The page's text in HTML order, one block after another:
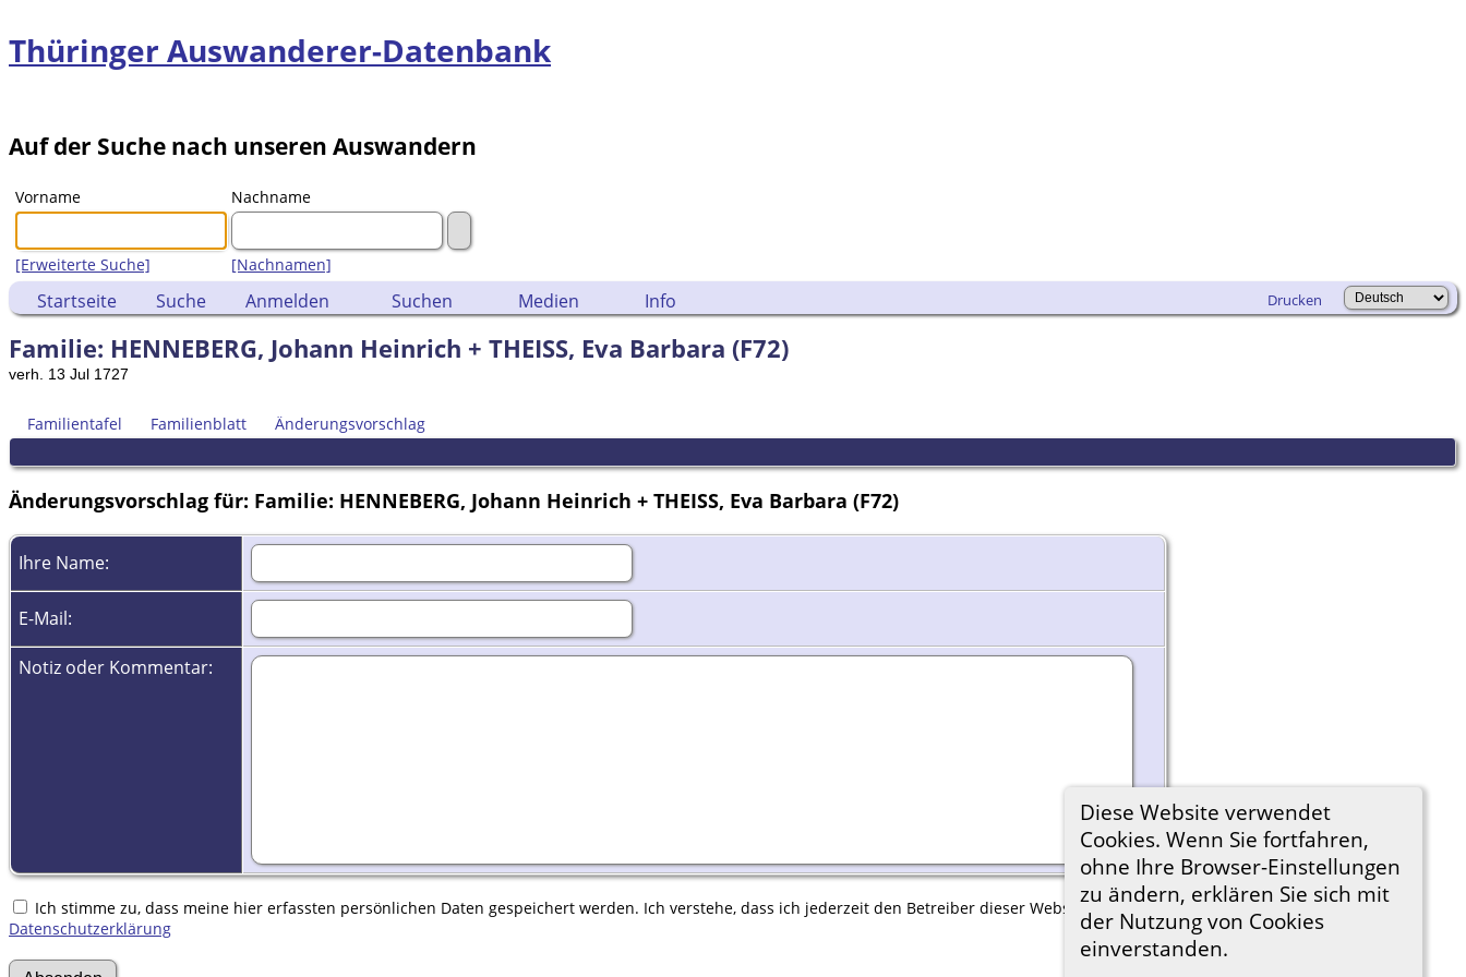
Thüringer Auswanderer-Datenbank
Auf der Suche nach unseren Auswandern
Vorname Nachname
[Erweiterte Suche] [Nachnamen]
Startseite Suche Anmelden Suchen Medien Info Drucken
Diese Website verwendet
Cookies. Wenn Sie fortfahren,
ohne Ihre Browser-Einstellungen
zu ändern, erklären Sie sich mit
der Nutzung von Cookies
einverstanden.
Familie: HENNEBERG, Johann Heinrich + THEISS, Eva Barbara (F72)
verh. 13 Jul 1727
Familientafel Familienblatt Änderungsvorschlag
Änderungsvorschlag für: Familie: HENNEBERG, Johann Heinrich + THEISS, Eva Barbara (F72)
Ihre Name:
E-Mail:
Notiz oder Kommentar:
Ich stimme zu, dass meine hier erfassten persönlichen Daten gespeichert werden. Ich verstehe, dass ich jederzeit den Betreiber dieser Website bitten kann, diese Daten zu löschen.
Datenschutzerklärung